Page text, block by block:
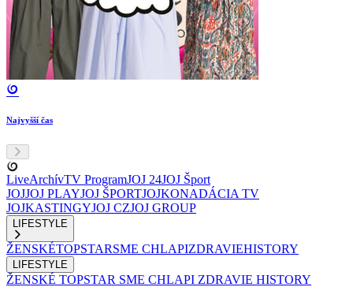
Najvyšší čas
LiveArchívTV ProgramJOJ 24JOJ Šport
JOJJOJ PLAYJOJ ŠPORTJOJKONADÁCIA TV
JOJKASTINGYJOJ CZJOJ GROUP
LIFESTYLE
ŽENSKÉTOPSTARSME CHLAPIZDRAVIEHISTORY
LIFESTYLE
ŽENSKÉ TOPSTAR SME CHLAPI ZDRAVIE HISTORY